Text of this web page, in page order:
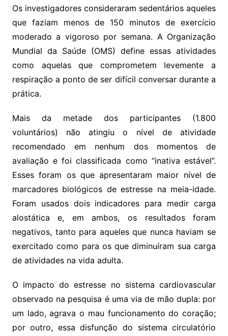
Os investigadores consideraram sedentários aqueles
que faziam menos de 150 minutos de exercício
moderado a vigoroso por semana. A Organização
Mundial da Saúde (OMS) define essas atividades
como aquelas que comprometem levemente a
respiração a ponto de ser difícil conversar durante a
prática.
Mais da metade dos participantes (1.800
voluntários) não atingiu o nível de atividade
recomendado em nenhum dos momentos de
avaliação e foi classificada como “inativa estável”.
Esses foram os que apresentaram maior nível de
marcadores biológicos de estresse na meia-idade.
Foram usados dois indicadores para medir carga
alostática e, em ambos, os resultados foram
negativos, tanto para aqueles que nunca haviam se
exercitado como para os que diminuíram sua carga
de atividades na vida adulta.
O impacto do estresse no sistema cardiovascular
observado na pesquisa é uma via de mão dupla: por
um lado, agrava o mau funcionamento do coração;
por outro, essa disfunção do sistema circulatório